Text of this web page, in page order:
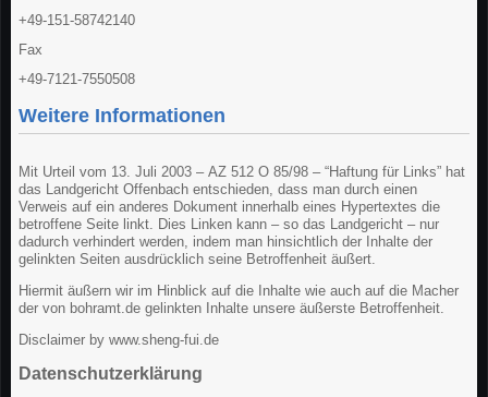
+49-151-58742140
Fax
+49-7121-7550508
Weitere Informationen
Mit Urteil vom 13. Juli 2003 – AZ 512 O 85/98 – “Haftung für Links” hat
das Landgericht Offenbach entschieden, dass man durch einen
Verweis auf ein anderes Dokument innerhalb eines Hypertextes die
betroffene Seite linkt. Dies Linken kann – so das Landgericht – nur
dadurch verhindert werden, indem man hinsichtlich der Inhalte der
gelinkten Seiten ausdrücklich seine Betroffenheit äußert.
Hiermit äußern wir im Hinblick auf die Inhalte wie auch auf die Macher
der von bohramt.de gelinkten Inhalte unsere äußerste Betroffenheit.
Disclaimer by www.sheng-fui.de
Datenschutzerklärung